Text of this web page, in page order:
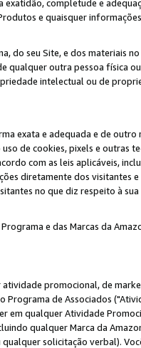
exatidão, completude e
e quaisquer
do seu Site, e dos materiais
qualquer outra pessoa física
intelectual ou de
exata e adequada e de
de cookies, pixels e outras
com as leis aplicáveis,
diretamente dos visitantes
no que diz respeito à
e das Marcas da
promocional, de
Programa de Associados
em qualquer Atividade
qualquer Marca da
solicitação verbal).